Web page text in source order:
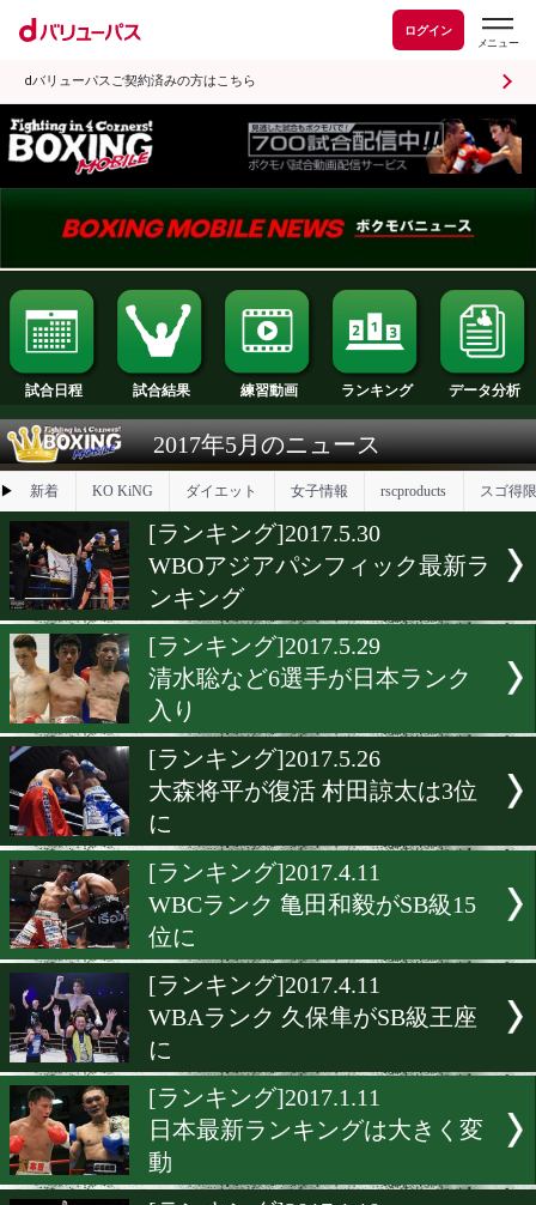
ログイン
dバリューパスご契約済みの方はこちら
試合日程 試合結果 練習動画 ランキング
2017年5月のニュース
▶ 新着 KO KiNG ダイエット
[ランキング]2017.5.30
WBOアジアパシフィック
ンキング
[ランキング]2017.5.29
清水聡など6選手が日本ラ
入り
[ランキング]2017.5.26
大森将平が復活 村田諒太
に
WBCランク 亀田和毅がSB
位に
[ランキング]2017.4.11